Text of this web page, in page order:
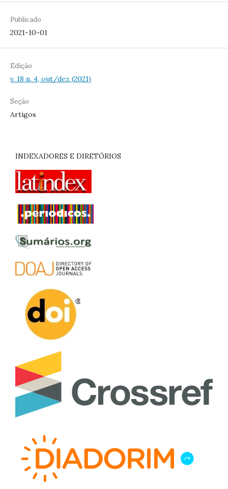
Publicado
2021-10-01
Edição
v. 18 n. 4, out/dez (2021)
Seção
Artigos
INDEXADORES E DIRETÓRIOS